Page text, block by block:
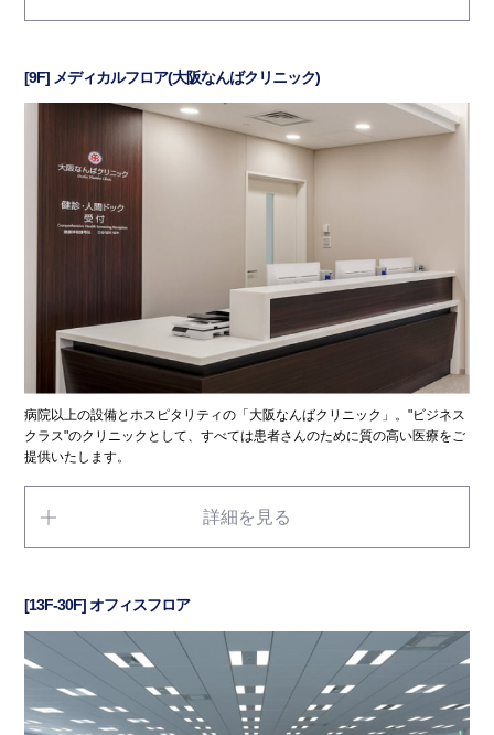
[9F] メディカルフロア(大阪なんばクリニック)
病院以上の設備とホスピタリティの「大阪なんばクリニック」。"ビジネス
クラス"のクリニックとして、すべては患者さんのために質の高い医療をご
提供いたします。
詳細を見る
[13F-30F] オフィスフロア